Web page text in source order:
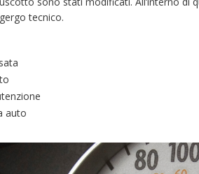
tecnico.
auto